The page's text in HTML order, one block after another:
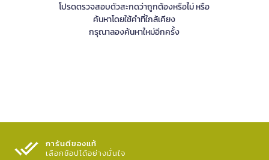
โปรดตรวจสอบตัวสะกดว่าถูกต้องหรือไม่ หรือ
ค้นหาโดยใช้คำที่ใกล้เคียง
กรุณาลองค้นหาใหม่อีกครั้ง
การันตีของแท้
เลือกช้อปได้อย่างมั่นใจ​